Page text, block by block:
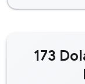
173